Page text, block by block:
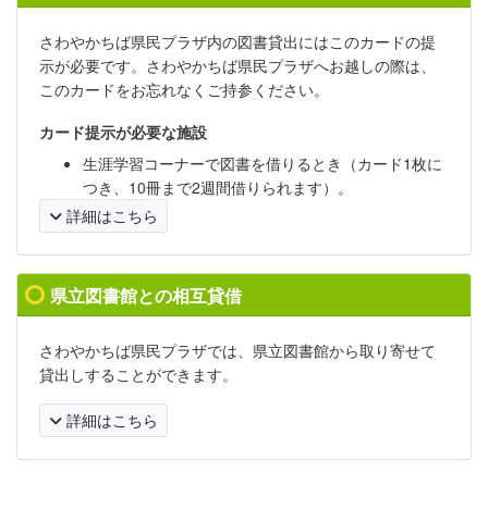
さわやかちば県民プラザ内の図書貸出にはこのカードの提
示が必要です。さわやかちば県民プラザへお越しの際は、
このカードをお忘れなくご持参ください。
カード提示が必要な施設
生涯学習コーナーで図書を借りるとき（カード1枚に
つき、10冊まで2週間借りられます）。
詳細はこちら
県立図書館との相互貸借
さわやかちば県民プラザでは、県立図書館から取り寄せて
貸出しすることができます。
詳細はこちら